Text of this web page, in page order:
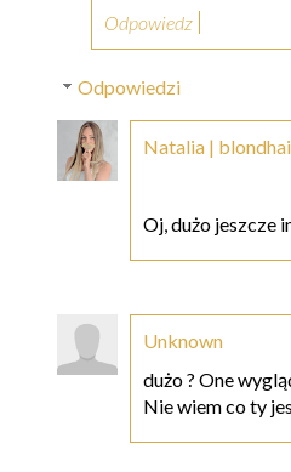
Odpowiedz
Odpowiedzi
Natalia |
Oj, dużo jeszcze
Unknown
dużo ? One
Nie wiem co ty